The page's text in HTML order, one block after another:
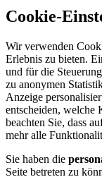
Cookie-
Wir verwenden
Erlebnis zu bieten.
und für die
zu anonymen
Anzeige
entscheiden, welche
beachten Sie, dass
mehr alle
Sie haben die
Seite betreten zu